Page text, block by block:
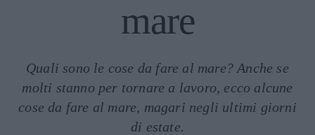
mare
Quali sono le cose da fare al mare? Anche se
molti stanno per tornare a lavoro, ecco alcune
cose da fare al mare, magari negli ultimi giorni
di estate.